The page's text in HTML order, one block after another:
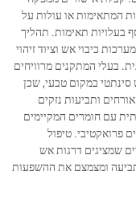
המתאימות או עולות על
בעלויות תאימות. תהליך
כיבוי אש וציוד זיהוי
בעלי המתקנים מרוויחים
במקום טבעי, שכן
ותביעות נזקים
עם חומרים המקיימים
פרואקטיבי. טיפול
שמציגים דרגות אש
ומצמצם את ההשפעות